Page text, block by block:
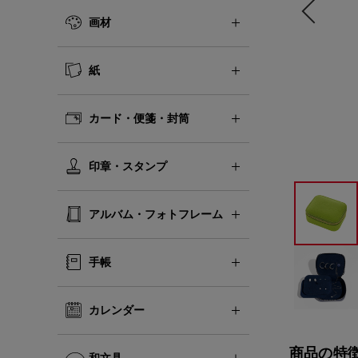
画材
紙
カード・便箋・封筒
印章・スタンプ
アルバム・フォトフレーム
手帳
カレンダー
商品の特